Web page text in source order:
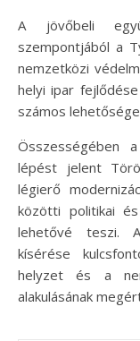
A jövőbeli
szempontjából a
nemzetközi
helyi ipar
számos
Összességében
lépést jelent
légierő
közötti politikai
lehetővé teszi.
kísérése
helyzet és a
alakulásának